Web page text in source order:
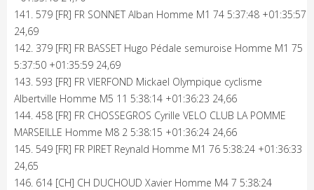
141. 579 [FR] FR SONNET Alban Homme M1 74 5:37:48 +01:35:57
24,69
142. 379 [FR] FR BASSET Hugo Pédale semuroise Homme M1 75
5:37:50 +01:35:59 24,69
143. 593 [FR] FR VIERFOND Mickael Olympique cyclisme
Albertville Homme M5 11 5:38:14 +01:36:23 24,66
144. 458 [FR] FR CHOSSEGROS Cyrille VELO CLUB LA POMME
MARSEILLE Homme M8 2 5:38:15 +01:36:24 24,66
145. 549 [FR] FR PIRET Reynald Homme M1 76 5:38:24 +01:36:33
24,65
146. 614 [CH] CH DUCHOUD Xavier Homme M4 7 5:38:24